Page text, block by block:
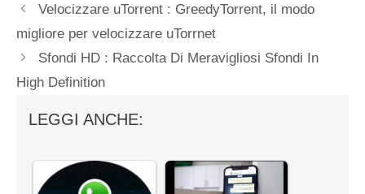
Velocizzare uTorrent : GreedyTorrent, il modo
migliore per velocizzare uTorrnet
Sfondi HD : Raccolta Di Meravigliosi Sfondi In
High Definition
LEGGI ANCHE: